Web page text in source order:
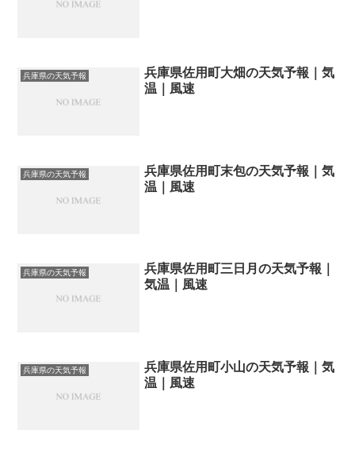
兵庫県の天気予報
兵庫県佐用町大畑の天気予報｜気
温｜風速
兵庫県の天気予報
兵庫県佐用町末包の天気予報｜気
温｜風速
兵庫県の天気予報
兵庫県佐用町三日月の天気予報｜
気温｜風速
兵庫県の天気予報
兵庫県佐用町小山の天気予報｜気
温｜風速